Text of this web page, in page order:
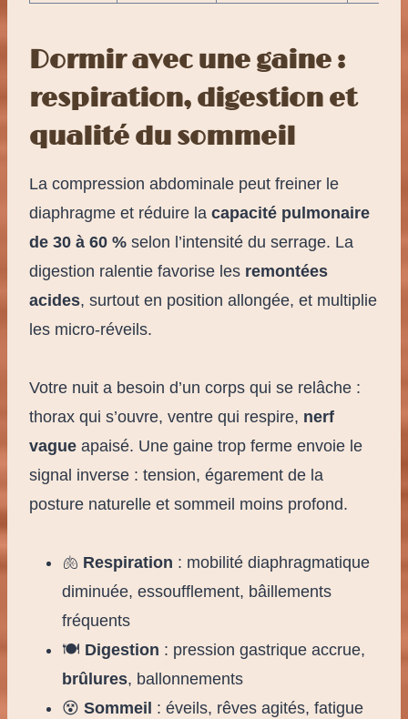
Dormir avec une gaine :
respiration, digestion et
qualité du sommeil
La compression abdominale peut freiner le
diaphragme et réduire la capacité pulmonaire
de 30 à 60 % selon l’intensité du serrage. La
digestion ralentie favorise les remontées
acides, surtout en position allongée, et multiplie
les micro-réveils.
Votre nuit a besoin d’un corps qui se relâche :
thorax qui s’ouvre, ventre qui respire, nerf
vague apaisé. Une gaine trop ferme envoie le
signal inverse : tension, égarement de la
posture naturelle et sommeil moins profond.
🫁 Respiration : mobilité diaphragmatique
diminuée, essoufflement, bâillements
fréquents
🍽️ Digestion : pression gastrique accrue,
brûlures, ballonnements
😵 Sommeil : éveils, rêves agités, fatigue